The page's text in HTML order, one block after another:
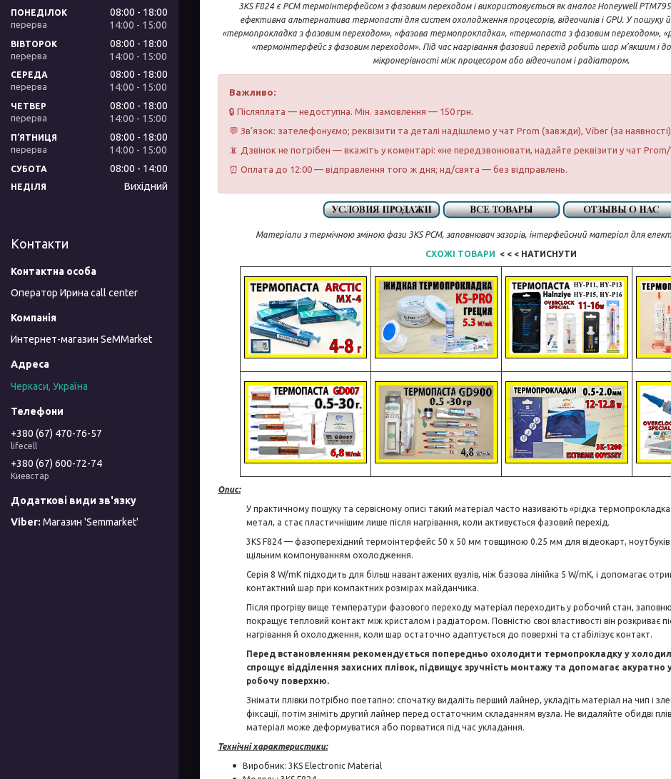
3KS F824 є PCM термоінтерфейсом з фазовим переходом і використовується як аналог Honeywell
ефективна альтернатива термопасті для систем охолодження процесорів, відеочипів і GPU. У
«термопрокладка з фазовим переходом», «фазова термопрокладка», «термопаста з фазовим переходом»,
«термоінтерфейс з фазовим переходом». Під час нагрівання фазовий перехід робить шар м’якшим і
мікронерівності між процесором або відеочипом і радіатором.
Важливо:
🔒 Післяплата — недоступна. Мін. замовлення — 150 грн.
💬 Зв’язок: зателефонуємо; реквізити та деталі надішлемо у чат Prom (завжди), Viber (за наявності)
📵 Дзвінок не потрібен — вкажіть у коментарі: «не передзвонювати, надайте реквізити у чат
⏰ Оплата до 12:00 — відправлення того ж дня; нд/свята — без відправлень.
Матеріали з термічною зміною фази 3KS PCM, заповнювач зазорів, інтерфейсний матеріал для
СХОЖІ ТОВАРИ < < < НАТИСНУТИ
Опис:
У практичному пошуку та сервісному описі такий матеріал часто називають «рідка
метал, а стає пластичнішим лише після нагрівання, коли активується фазовий перехід.
3KS F824 — фазоперехідний термоінтерфейс 50 x 50 мм товщиною 0.25 мм для відеокарт, ноутбуків і
щільним компонуванням охолодження.
Серія 8 W/mK підходить для більш навантажених вузлів, ніж базова лінійка 5 W/mK, і допомагає
контактний шар при компактних розмірах майданчика.
Після прогріву вище температури фазового переходу матеріал переходить у робочий стан,
покращує тепловий контакт між кристалом і радіатором. Повністю свої властивості він розкриває
нагрівання й охолодження, коли шар остаточно адаптується до поверхні та стабілізує контакт.
Перед встановленням рекомендується попередньо охолодити термопрокладку у
спрощує відділення захисних плівок, підвищує зручність монтажу та допомагає акуратно
робочу поверхню.
Знімати плівки потрібно поетапно: спочатку видаліть перший лайнер, укладіть матеріал на чип і
фіксації, потім зніміть другий лайнер перед остаточним складанням вузла. Не видаляйте обидві
матеріал може деформуватися або порватися під час укладання.
Технічні характеристики:
Виробник: 3KS Electronic Material
ПОНЕДІЛОК 08:00
18:00
14:00
15:00
ВІВТОРОК 08:00
18:00
14:00
15:00
СЕРЕДА 08:00
18:00
14:00
15:00
ЧЕТВЕР 08:00
18:00
14:00
15:00
ПʼЯТНИЦЯ 08:00
18:00
14:00
15:00
СУБОТА 08:00 14:00
НЕДІЛЯ Вихідний
Контакти
Оператор Ирина call center
Интернет-магазин SeMMarket
Черкаси, Україна
+380 (67) 470-76-57
lifecell
+380 (67) 600-72-74
Киевстар
Магазин 'Semmarket'